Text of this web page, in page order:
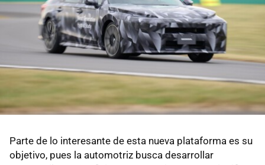
Parte de lo interesante de esta nueva plataforma es su
objetivo, pues la automotriz busca desarrollar